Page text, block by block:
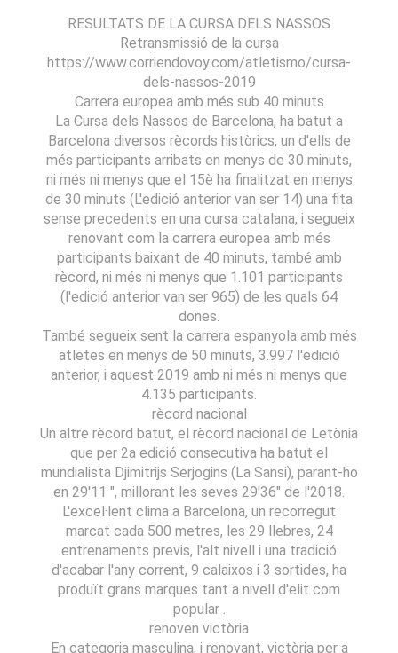
RESULTATS DE LA CURSA DELS NASSOS
Retransmissió de la cursa
https://www.corriendovoy.com/atletismo/cursa-
dels-nassos-2019
Carrera europea amb més sub 40 minuts
La Cursa dels Nassos de Barcelona, ​​ha batut a
Barcelona diversos rècords històrics, un d'ells de
més participants arribats en menys de 30 minuts,
ni més ni menys que el 15è ha finalitzat en menys
de 30 minuts (L'edició anterior van ser 14) una fita
sense precedents en una cursa catalana, i segueix
renovant com la carrera europea amb més
participants baixant de 40 minuts, també amb
rècord, ni més ni menys que 1.101 participants
(l'edició anterior van ser 965) de les quals 64
dones.
També segueix sent la carrera espanyola amb més
atletes en menys de 50 minuts, 3.997 l'edició
anterior, i aquest 2019 amb ni més ni menys que
4.135 participants.
rècord nacional
Un altre rècord batut, el rècord nacional de Letònia
que per 2a edició consecutiva ha batut el
mundialista Djimitrijs Serjogins (La Sansi), parant-ho
en 29'11 ", millorant les seves 29'36" de l'2018.
L'excel·lent clima a Barcelona, ​​un recorregut
marcat cada 500 metres, les 29 llebres, 24
entrenaments previs, l'alt nivell i una tradició
d'acabar l'any corrent, 9 calaixos i 3 sortides, ha
produït grans marques tant a nivell d'elit com
popular .
renoven victòria
En categoria masculina, i renovant, victòria per a